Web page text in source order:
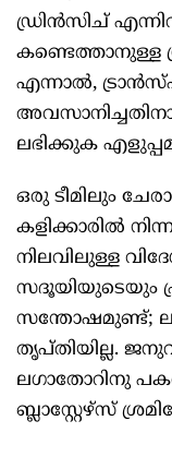
ഡ്രിൻസിച്
കണ്ടെത്താനുള്ള
എന്നാൽ,
ലഭിക്കുക
ഒരു ടീമിലും
കളിക്കാരിൽ
നിലവിലുള്ള
സദൂയിയുടെയും
സന്തോഷമുണ്ട്;
തൃപ്തിയില്ല.
ലഗാതോറിനു
ബ്ലാസ്റ്റേഴ്സ്